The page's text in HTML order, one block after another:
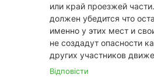
или край проезжей
должен убедится что
именно у этих мест и
не создадут опасности
других участников
Відповісти